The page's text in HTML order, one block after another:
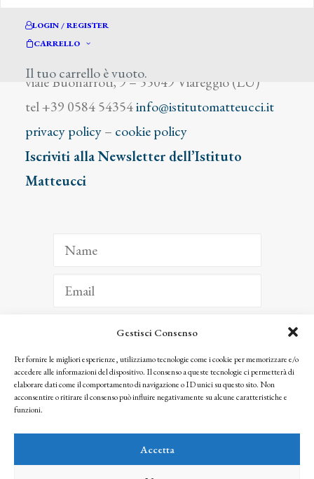
Gestisci Consenso
Per fornire le migliori esperienze, utilizziamo tecnologie come i cookie per memorizzare e/o
accedere alle informazioni del dispositivo. Il consenso a queste tecnologie ci permetterà di
elaborare dati come il comportamento di navigazione o ID unici su questo sito. Non
acconsentire o ritirare il consenso può influire negativamente su alcune caratteristiche e
funzioni.
Accetta
LOGIN / REGISTER
CARRELLO
Il tuo carrello è vuoto.
viale Buonarroti, 9 – 55049 Viareggio (LU)
tel +39 0584 54354info@istitutomatteucci.it
privacy policy– cookie policy
Iscriviti alla Newsletter dell’Istituto
Matteucci
ISCRIVITI
Facendo clic per iscriverti, riconosci che le tue informazioni saranno trattate
seguendo la nostra Privacy Policy
© 2025 Istituto Matteucci. All right reserved
l’autorizzazione scritta dei proprietari dei diritti e dell’Istituto Matteucci